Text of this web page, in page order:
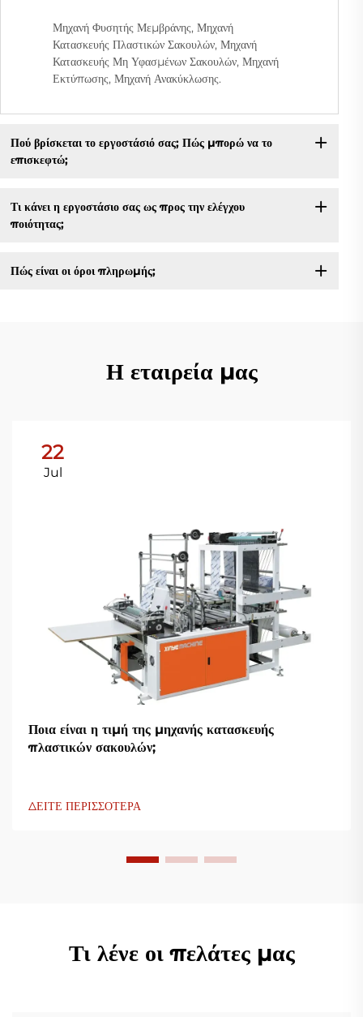
Μηχανή Φυσητής Μεμβράνης, Μηχανή
Κατασκευής Πλαστικών Σακουλών, Μηχανή
Κατασκευής Μη Υφασμένων Σακουλών, Μηχανή
Εκτύπωσης, Μηχανή Ανακύκλωσης.
Πού βρίσκεται το εργοστάσιό σας; Πώς μπορώ να το
επισκεφτώ;
Τι κάνει η εργοστάσιο σας ως προς την ελέγχου
ποιότητας;
Πώς είναι οι όροι πληρωμής;
Η εταιρεία μας
22
Jul
Ποια είναι η τιμή της μηχανής κατασκευής
πλαστικών σακουλών;
ΔΕΙΤΕ ΠΕΡΙΣΣΟΤΕΡΑ
Τι λένε οι πελάτες μας